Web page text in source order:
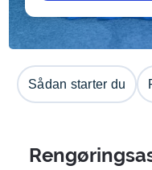
Sådan starter du